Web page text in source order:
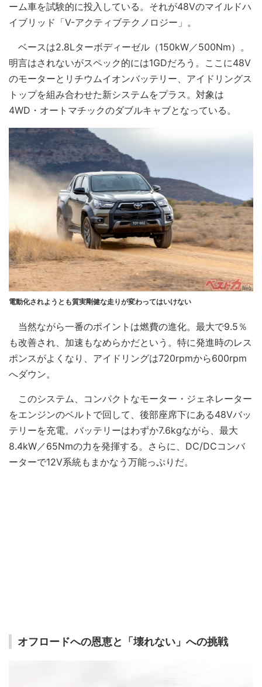
ーム車を試験的に投入している。それが48Vのマイルドハ
イブリッド「V-アクティブテクノロジー」。
ベースは2.8Lターボディーゼル（150kW／500Nm）。
明言はされないがスペック的には1GDだろう。ここに48V
のモーターとリチウムイオンバッテリー、アイドリングス
トップを組み合わせた新システムをプラス。対象は
4WD・オートマチックのダブルキャブとなっている。
電動化されようとも質実剛健な走りが変わってはいけない
当然ながら一番のポイントは燃費の進化。最大で9.5％
も改善され、加速もなめらかだという。特に発進時のレス
ポンスがよくなり、アイドリングは720rpmから600rpm
へダウン。
このシステム、コンパクトなモーター・ジェネレーター
をエンジンのベルトで回して、後部座席下にある48Vバッ
テリーを充電。バッテリーはわずか7.6kgながら、最大
8.4kW／65Nmの力を発揮する。さらに、DC/DCコンバ
ーターで12V系統もまかなう万能っぷりだ。
オフロードへの恩恵と「壊れない」への挑戦